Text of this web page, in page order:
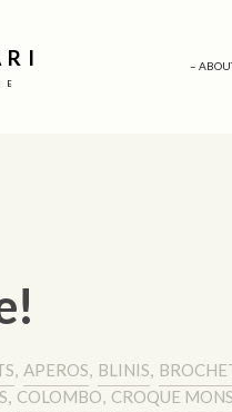
–
, APEROS, BLINIS,
, COLOMBO, CROQUE